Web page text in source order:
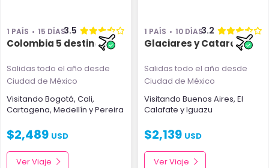
1 PAÍS 15 DÍAS3.5
Colombia 5 destinos
Salidas todo el año desde
Ciudad de México
Visitando Bogotá, Cali,
Cartagena, Medellín yPereira
$2,489 USD
Ver Viaje
1 PAÍS 10 DÍAS3.2
Glaciares y Cataratas
Salidas todo el año desde
Ciudad de México
Visitando Buenos Aires, El
Calafate yIguazu
$2,139 USD
Ver Viaje